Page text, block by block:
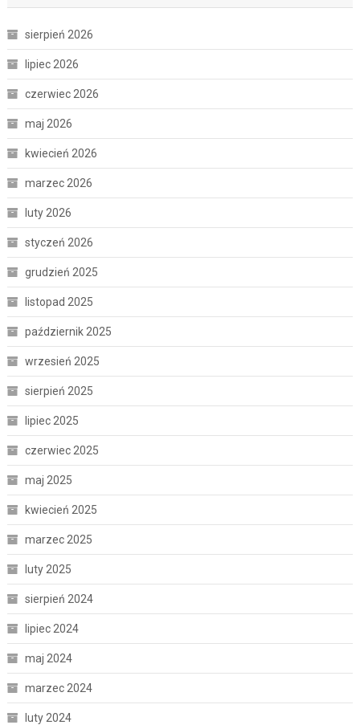
sierpień 2026
lipiec 2026
czerwiec 2026
maj 2026
kwiecień 2026
marzec 2026
luty 2026
styczeń 2026
grudzień 2025
listopad 2025
październik 2025
wrzesień 2025
sierpień 2025
lipiec 2025
czerwiec 2025
maj 2025
kwiecień 2025
marzec 2025
luty 2025
sierpień 2024
lipiec 2024
maj 2024
marzec 2024
luty 2024